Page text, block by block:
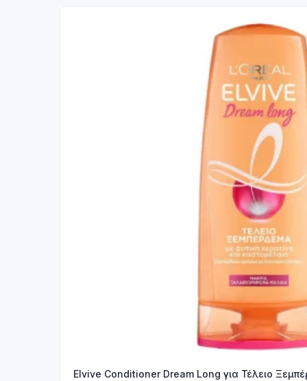
Elvive Conditioner Dream Long για Τέλειο